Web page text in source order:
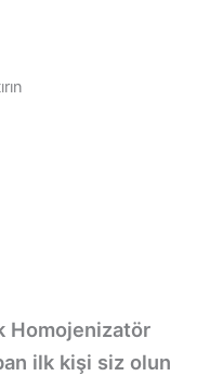
Homojenizatör
ilk kişi siz olun